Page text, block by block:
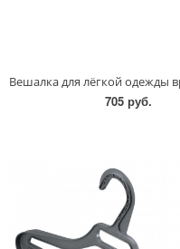
705 руб.